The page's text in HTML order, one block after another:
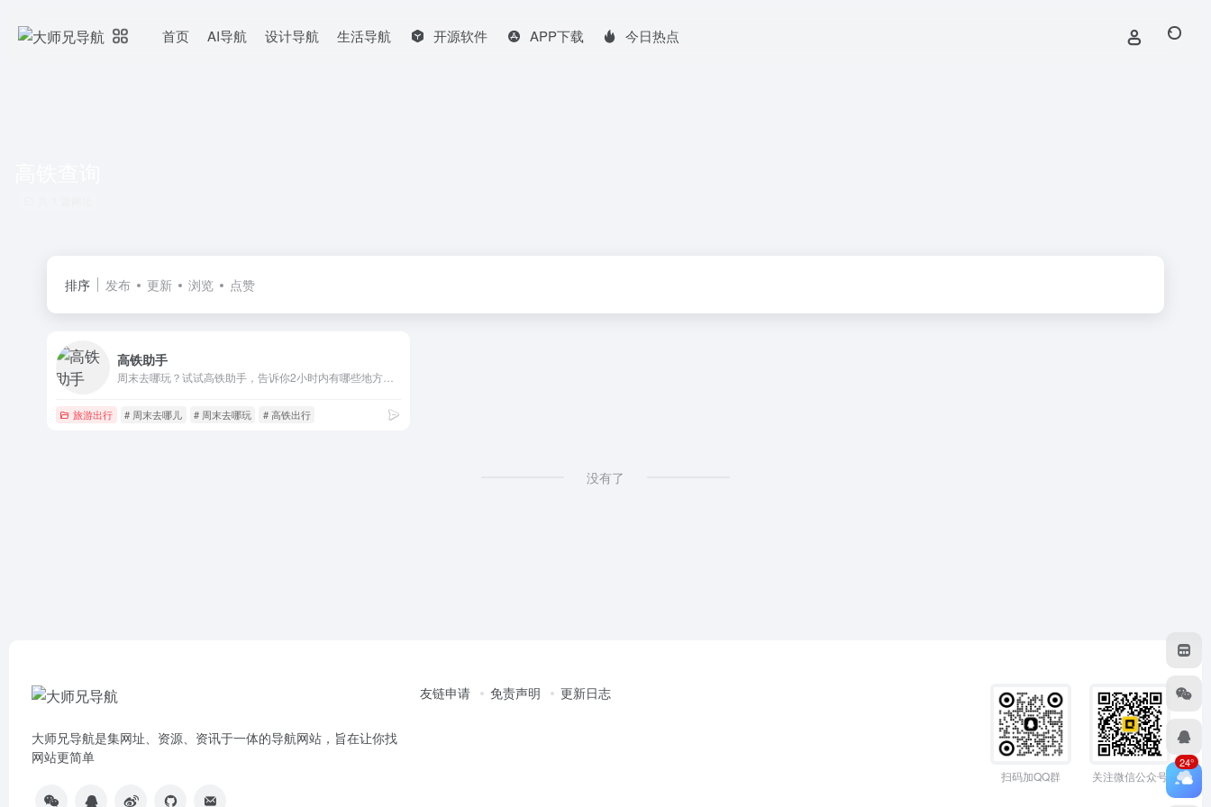
首页 AI导航 设计导航 生活导航 开源软件 APP下载 今日热点
排序 发布 更新 浏览 点赞
高铁助手
旅游出行 # 周末去哪儿 # 周末去哪玩 # 高铁出行
没有了
大师兄导航是集网址、资源、资讯于一体的导航网站，旨在让你找
网站更简单
友链申请 免责声明 更新日志
扫码加QQ群 关注微信公众号
24°